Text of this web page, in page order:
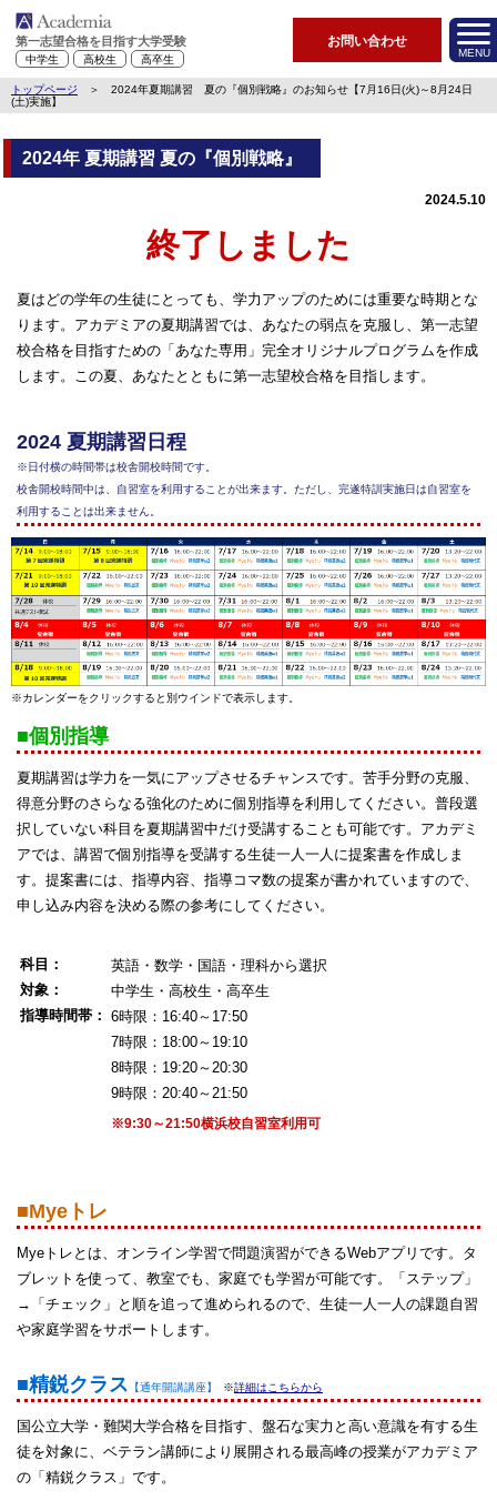
第一志望合格を目指す大学受験
中学生 高校生 高卒生
お問い合わせ
MENU
トップページ ＞ 2024年夏期講習 夏の『個別戦略』のお知らせ【7月16日(火)～8月24日
(土)実施】
2024年 夏期講習 夏の『個別戦略』
2024.5.10
終了しました
夏はどの学年の生徒にとっても、学力アップのためには重要な時期とな
ります。アカデミアの夏期講習では、あなたの弱点を克服し、第一志望
校合格を目指すための「あなた専用」完全オリジナルプログラムを作成
します。この夏、あなたとともに第一志望校合格を目指します。
2024 夏期講習日程
※日付横の時間帯は校舎開校時間です。
校舎開校時間中は、自習室を利用することが出来ます。ただし、完遂特訓実施日は自習室を
利用することは出来ません。
※カレンダーをクリックすると別ウインドで表示します。
■個別指導
夏期講習は学力を一気にアップさせるチャンスです。苦手分野の克服、
得意分野のさらなる強化のために個別指導を利用してください。普段選
択していない科目を夏期講習中だけ受講することも可能です。アカデミ
アでは、講習で個別指導を受講する生徒一人一人に提案書を作成しま
す。提案書には、指導内容、指導コマ数の提案が書かれていますので、
申し込み内容を決める際の参考にしてください。
科目：
英語・数学・国語・理科から選択
対象：
中学生・高校生・高卒生
指導時間帯： 6時限：16:40～17:50
7時限：18:00～19:10
8時限：19:20～20:30
9時限：20:40～21:50
※9:30～21:50横浜校自習室利用可
■Myeトレ
Myeトレとは、オンライン学習で問題演習ができるWebアプリです。タ
ブレットを使って、教室でも、家庭でも学習が可能です。「ステップ」
→「チェック」と順を追って進められるので、生徒一人一人の課題自習
や家庭学習をサポートします。
■精鋭クラス 【通年開講講座】 ※詳細はこちらから
国公立大学・難関大学合格を目指す、盤石な実力と高い意識を有する生
徒を対象に、ベテラン講師により展開される最高峰の授業がアカデミア
の「精鋭クラス」です。